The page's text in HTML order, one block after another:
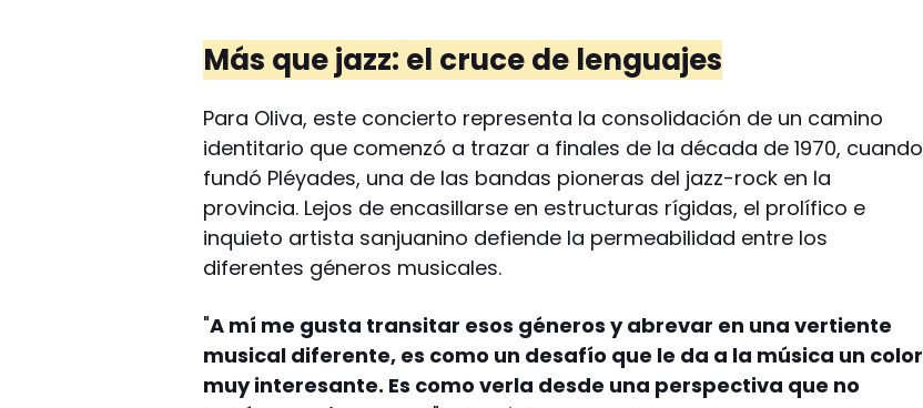
Más que jazz: el cruce de lenguajes
Para Oliva, este concierto representa la consolidación de un camino
identitario que comenzó a trazar a finales de la década de 1970, cuando
fundó Pléyades, una de las bandas pioneras del jazz-rock en la
provincia. Lejos de encasillarse en estructuras rígidas, el prolífico e
inquieto artista sanjuanino defiende la permeabilidad entre los
diferentes géneros musicales.
"A mí me gusta transitar esos géneros y abrevar en una vertiente
musical diferente, es como un desafío que le da a la música un color
muy interesante. Es como verla desde una perspectiva que no